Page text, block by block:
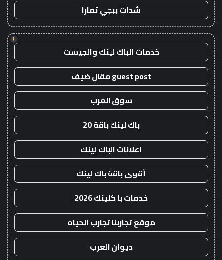
شدات ببجي تمارا
!
خدمات الباك لينك والجيست
guest post مقال ضيف
سوق العرب
باك لينك باقة 20
اعلانات الباك لينك
أقوى باقة باك لينك
خدمات با كلينك 2026
موقع تجاربنا تجارب الحياه
ديوان العرب